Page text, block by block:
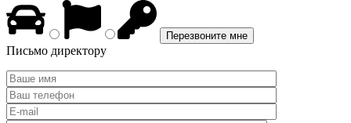
Письмо директору